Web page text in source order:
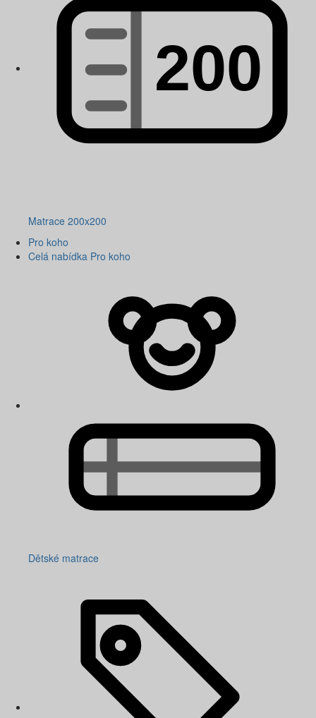
Matrace 200x200
Pro koho
Celá nabídka Pro koho
Dětské matrace